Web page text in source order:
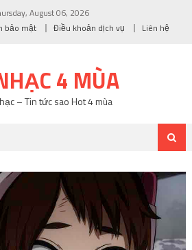
August 06, 2026
bảo mật Điều khoản dịch vụ Liên hệ
4 MÙA
– Tin tức sao Hot 4 mùa